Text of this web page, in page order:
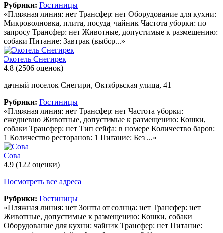
Рубрики: Гостиницы
«Пляжная линия: нет Трансфер: нет Оборудование для кухни:
Микроволновка, плита, посуда, чайник Частота уборки: по
запросу Трансфер: нет Животные, допустимые к размещению:
собаки Питание: Завтрак (выбор...»
Экотель Снегирек
4.8 (2506 оценок)
дачный поселок Снегири, Октябрьская улица, 41
Рубрики: Гостиницы
«Пляжная линия: нет Трансфер: нет Частота уборки:
ежедневно Животные, допустимые к размещению: Кошки,
собаки Трансфер: нет Тип сейфа: в номере Количество баров:
1 Количество ресторанов: 1 Питание: Без ...»
Сова
4.9 (122 оценки)
Посмотреть все адреса
Рубрики: Гостиницы
«Пляжная линия: нет Зонты от солнца: нет Трансфер: нет
Животные, допустимые к размещению: Кошки, собаки
Оборудование для кухни: чайник Трансфер: нет Питание: